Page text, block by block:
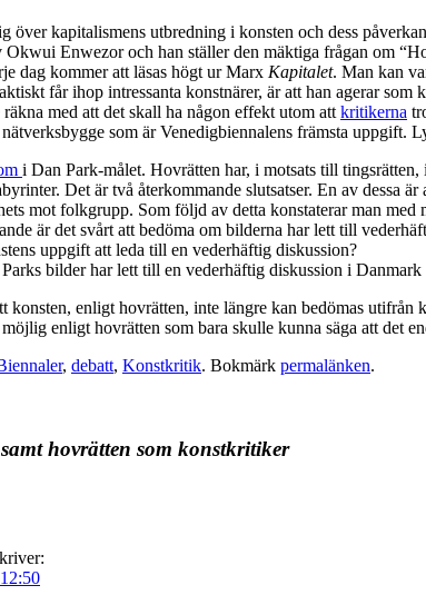
över kapitalismens utbredning i konsten och dess
Okwui Enwezor och han ställer den mäktiga frågan om
dag kommer att läsas högt ur Marx Kapitalet. Man kan
får ihop intressanta konstnärer, är att han agerar
med att det skall ha någon effekt utom att kritikerna
som är Venedigbiennalens främsta uppgift.
i Dan Park-målet. Hovrätten har, i motsats till
Det är två återkommande slutsatser. En av dessa
mot folkgrupp. Som följd av detta konstaterar man
är det svårt att bedöma om bilderna har lett till
uppgift att leda till en vederhäftig diskussion?
bilder har lett till en vederhäftig diskussion i
konsten, enligt hovrätten, inte längre kan bedömas
enligt hovrätten som bara skulle kunna säga att det
, debatt, Konstkritik. Bokmärk permalänken.
hovrätten som konstkritiker